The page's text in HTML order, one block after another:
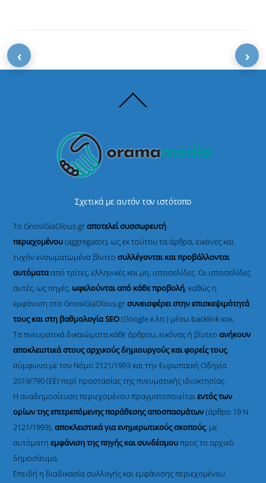
To
Σχετικά με αυτόν τον ιστότοπο
Το GnosiGiaOlous.grαποτελεί συσσωρευτή
περιεχομένου(aggregator), ως εκ τούτου τα άρθρα, εικόνες και
τυχόν ενσωματωμένα βίντεοσυλλέγονται και προβάλλονται
αυτόματααπό τρίτες, ελληνικές και μη, ιστοσελίδες. Οι ιστοσελίδες
αυτές, ως πηγές,ωφελούνται από κάθε προβολή, καθώς η
εμφάνιση στο GnosiGiaOlous.grσυνεισφέρει στην επισκεψιμότητά
τους και στη βαθμολογία SEO(Google κ.λπ.) μέσω backlink κοκ.
Τα πνευματικά δικαιώματα κάθε άρθρου, εικόνας ή βίντεοανήκουν
αποκλειστικά στους αρχικούς δημιουργούς και φορείς τους,
σύμφωνα με τον Νόμο 2121/1993 και την Ευρωπαϊκή Οδηγία
2019/790 (ΕΕ) περί προστασίας της πνευματικής ιδιοκτησίας.
Η αναδημοσίευση περιεχομένου πραγματοποιείταιεντός των
ορίων της επιτρεπόμενης παράθεσης αποσπασμάτων(άρθρο 19 Ν.
2121/1993), αποκλειστικά για ενημερωτικούς σκοπούς, με
αυτόματηεμφάνιση της πηγής και συνδέσμουπρος το αρχικό
δημοσίευμα.
Επειδή η διαδικασία συλλογής και εμφάνισης περιεχομένου
‹ ›